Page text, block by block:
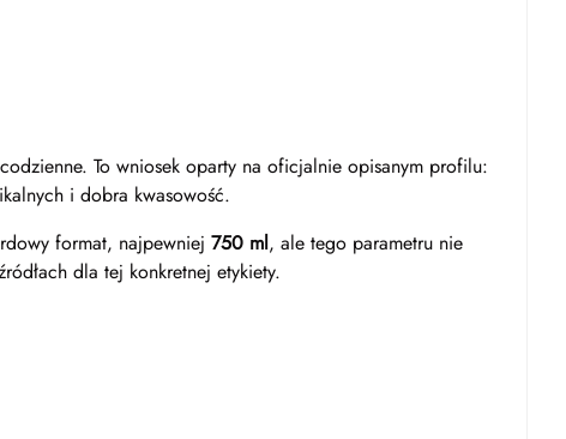
To wniosek oparty na oficjalnie opisanym profilu:
i dobra kwasowość.
format, najpewniej 750 ml, ale tego parametru nie
dla tej konkretnej etykiety.